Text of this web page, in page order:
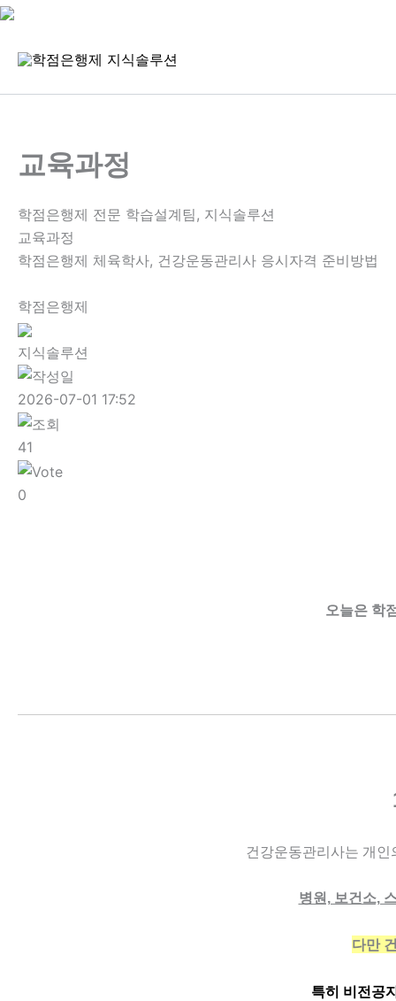
교육과정
학점은행제 전문 학습설계팀, 지식솔루션
교육과정
학점은행제 체육학사, 건강운동관리사 응시자격 준비방법
학점은행제
지식솔루션
2026-07-01 17:52
41
0
오늘은 학
건강운동관리사는 개인
병원, 보건소,
다만
특히 비전공